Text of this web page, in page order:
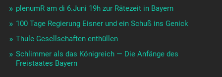
plenumR am di 6.Juni 19h zur Rätezeit in Bayern
100 Tage Regierung Eisner und ein Schuß ins Genick
Thule Gesellschaften enthüllen
Schlimmer als das Königreich — Die Anfänge des
Freistaates Bayern